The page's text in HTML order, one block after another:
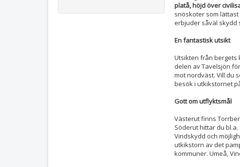
platå, höjd över
snöskoter som
erbjuder såväl skydd
En fantastisk utsikt
Utsikten från bergets
delen av Tavelsjön
mot nordväst. Vill du
besök i utkikstornet
Gott om utflyktsmål
Västerut finns
Söderut hittar du
Vindskydd och
utkikstorn av det
kommuner. Umeå,